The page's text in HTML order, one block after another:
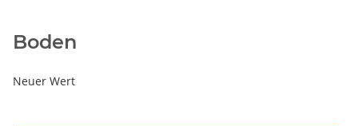
Boden
Neuer Wert